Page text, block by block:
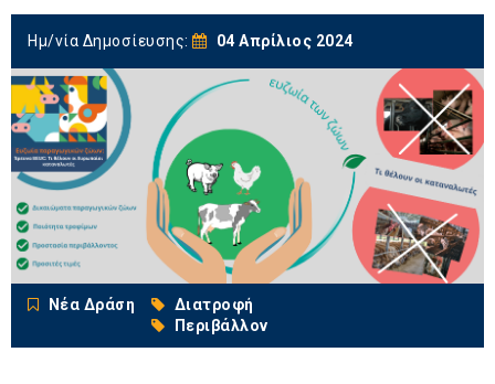
Ημ/νία Δημοσίευσης: 04 Απρίλιος 2024
Νέα Δράση
Διατροφή
Περιβάλλον